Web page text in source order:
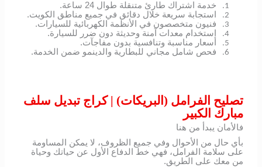
1. خدمة اشتراك طارئ متنقلة طوال 24 ساعة.
2. استجابة سريعة خلال دقائق في جميع مناطق الكويت.
3. فنيون متخصصون في الأنظمة الكهربائية للسيارات.
4. استخدام معدات آمنة وحديثة دون ضرر للسيارة.
5. أسعار مناسبة وتنافسية بدون مفاجآت.
6. فحص شامل مجاني للبطارية والدينمو ضمن الخدمة.
تصليح الفرامل (البريكات) | كراج تبديل سلف
مبارك الكبير
فالأمان يبدأ من هنا
بأي حال من الأحوال وفي جميع الظروف، لا يمكن المساومة
على سلامة الفرامل، فهي خط الدفاع الأول عن حياتك وحياة
من معك على الطريق.